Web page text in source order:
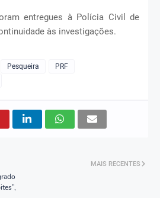
entregues à Polícia Civil de
às investigações.
Pesqueira
PRF
MAIS RECENTES